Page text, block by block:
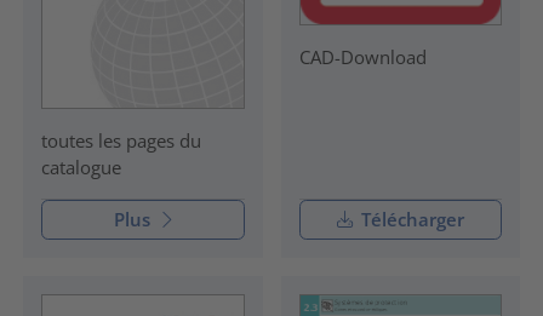
toutes les pages du
catalogue
Plus
CAD-Download
Télécharger